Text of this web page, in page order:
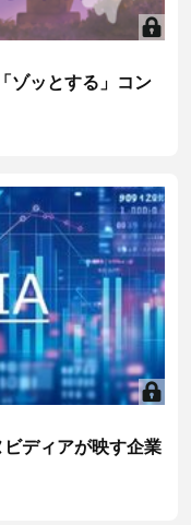
ゾッとする」コン
ディアが映す企業